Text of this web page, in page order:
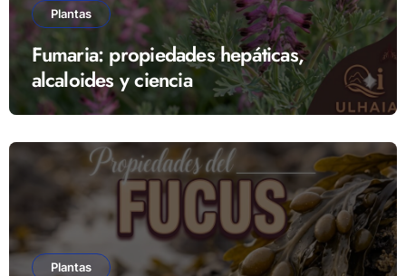
Plantas
Fumaria: propiedades hepáticas,
alcaloides y ciencia
Plantas